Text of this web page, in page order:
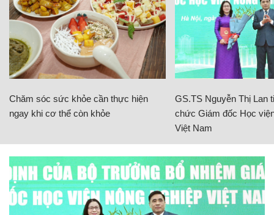
Chăm sóc sức khỏe cần thực hiện
ngay khi cơ thể còn khỏe
GS.TS Nguyễn Thị Lan
chức Giám đốc Học
Việt Nam